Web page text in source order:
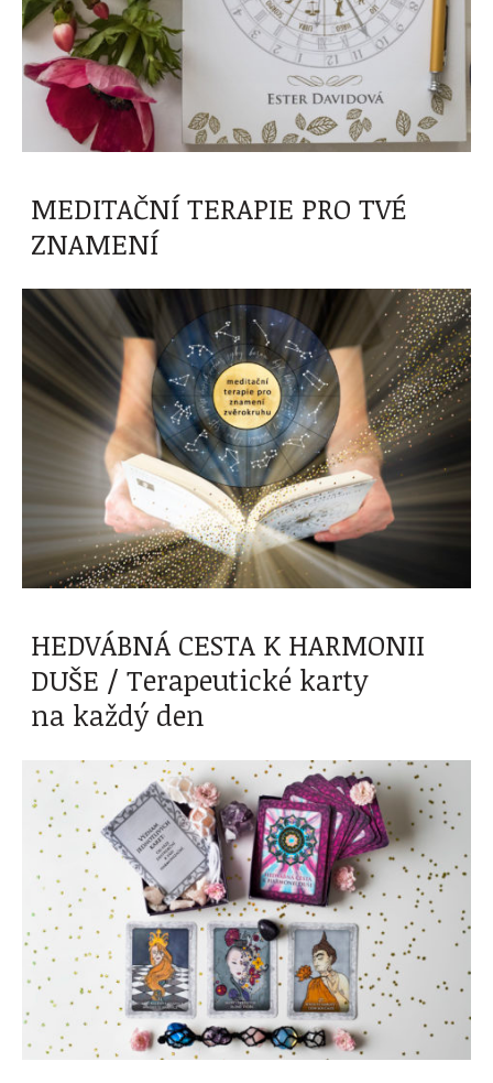
MEDITAČNÍ TERAPIE PRO TVÉ
ZNAMENÍ
HEDVÁBNÁ CESTA K HARMONII
DUŠE / Terapeutické karty
na každý den